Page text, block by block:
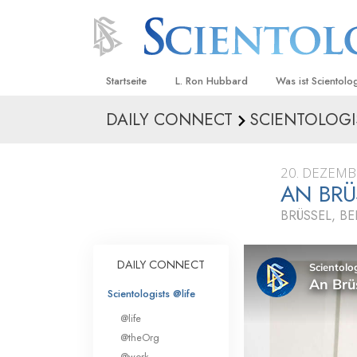
Startseite L. Ron Hubbard Was ist
Anschauungen
Was
sagen
Innerhalb einer
Die
DAILY CONNECT
20.
AN
BRÜSSEL,
DAILY CONNECT
Scientologists @life
@life
@theOrg